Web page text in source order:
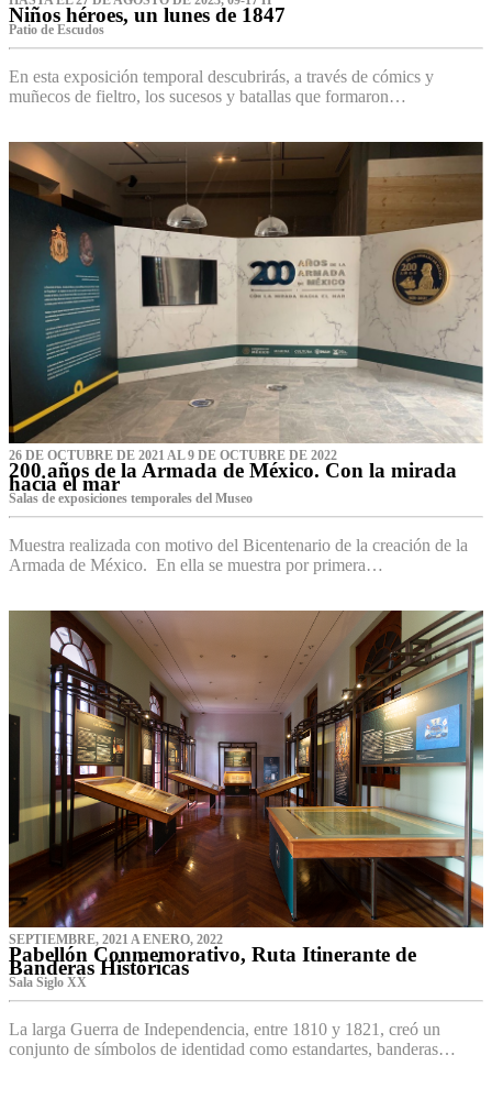
Niños héroes, un lunes de 1847
Patio de Escudos
En esta exposición temporal descubrirás, a través de cómics y
muñecos de fieltro, los sucesos y batallas que formaron…
26 DE OCTUBRE DE 2021 AL 9 DE OCTUBRE DE 2022
200 años de la Armada de México. Con la mirada
hacia el mar
Salas de exposiciones temporales del Museo‌
Muestra realizada con motivo del Bicentenario de la creación de la
Armada de México. En ella se muestra por primera…
SEPTIEMBRE, 2021 A ENERO, 2022
Pabellón Conmemorativo, Ruta Itinerante de
Banderas Históricas
Sala Siglo XX
La larga Guerra de Independencia, entre 1810 y 1821, creó un
conjunto de símbolos de identidad como estandartes, banderas…